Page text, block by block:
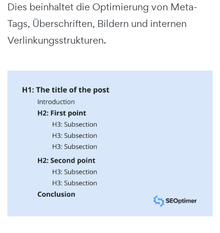
Dies beinhaltet die Optimierung von Meta-
Tags, Überschriften, Bildern und internen
Verlinkungsstrukturen.